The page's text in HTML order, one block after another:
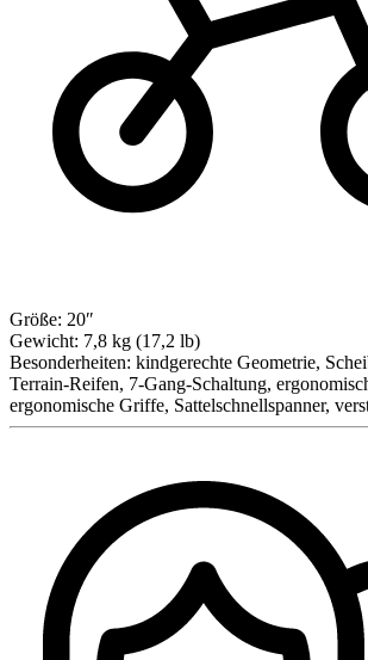
Größe: 20″
Gewicht: 7,8 kg (17,2 lb)
Besonderheiten: kindgerechte Geometrie,
Terrain-Reifen, 7-Gang-Schaltung,
ergonomische Griffe, Sattelschnellspanner,